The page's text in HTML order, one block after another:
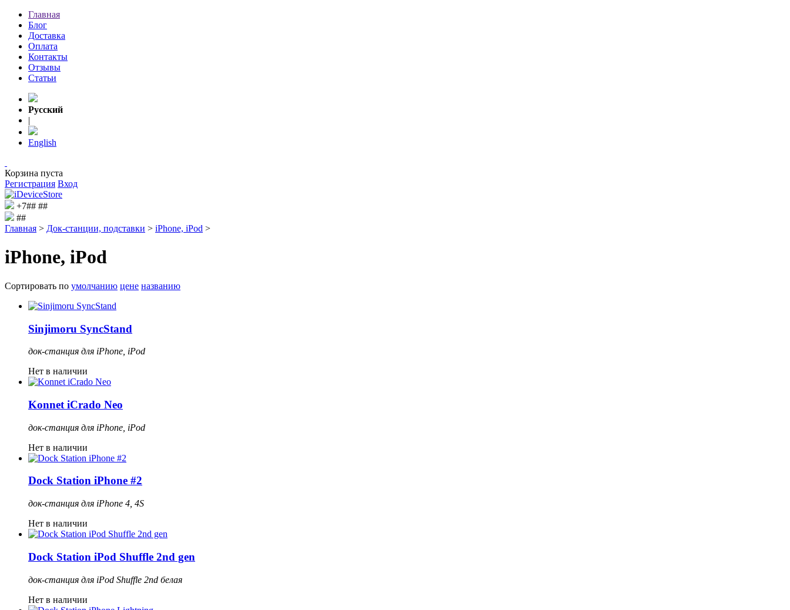
Главная
Блог
Доставка
Оплата
Контакты
Отзывы
Статьи
Русский
|
English
Корзина пуста
Регистрация Вход
+7## ##
##
Главная > Док-станции, подставки > iPhone, iPod >
iPhone, iPod
Сортировать по умолчанию цене названию
Sinjimoru SyncStand
док-станция для iPhone, iPod
Нет в наличии
Konnet iCrado Neo
док-станция для iPhone, iPod
Нет в наличии
Dock Station iPhone #2
док-станция для iPhone 4, 4S
Нет в наличии
Dock Station iPod Shuffle 2nd gen
док-станция для iPod Shuffle 2nd белая
Нет в наличии